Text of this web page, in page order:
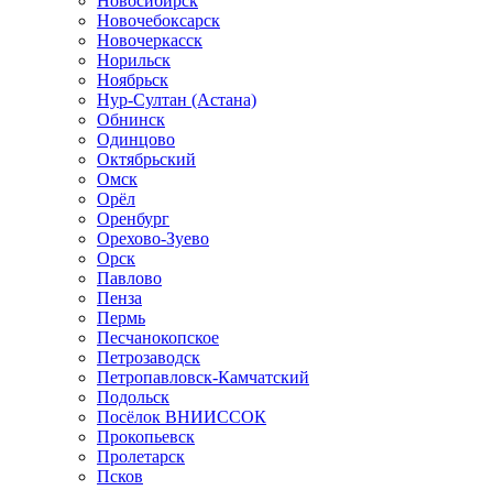
Новочебоксарск
Новочеркасск
Норильск
Ноябрьск
Нур-Султан (Астана)
Обнинск
Одинцово
Октябрьский
Омск
Орёл
Оренбург
Орехово-Зуево
Орск
Павлово
Пенза
Пермь
Песчанокопское
Петрозаводск
Петропавловск-Камчатский
Подольск
Посёлок ВНИИССОК
Прокопьевск
Пролетарск
Псков